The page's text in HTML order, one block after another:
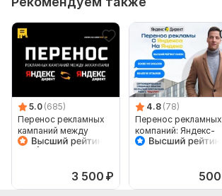
Срок выполнения:1 день
Тип:
Перенос кампании
5.0 (685)
Перенос рекламных
кампаний между
Аккаунтами Яндекс
3 500 ₽
4.8 (78)
Перенос рекламных
компаний: Яндекс-
Яндекс
500